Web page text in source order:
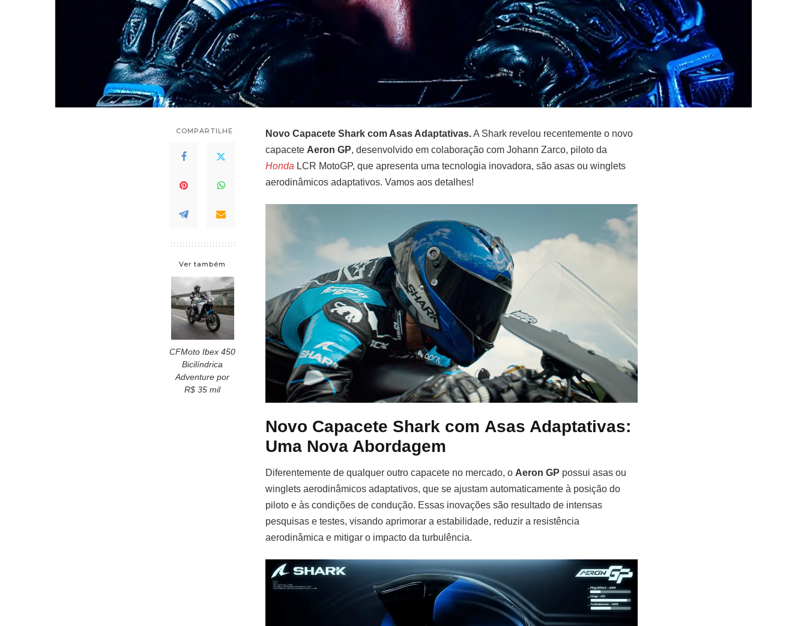
COMPARTILHE
Ver também
CFMoto Ibex 450
Bicilíndrica
Adventure por
R$ 35 mil
Novo Capacete Shark com Asas Adaptativas.A Shark revelou recentemente o novo
capacete Aeron GP, desenvolvido em colaboração com Johann Zarco, piloto da
Honda LCR MotoGP, que apresenta uma tecnologia inovadora, são asas ou winglets
aerodinâmicos adaptativos. Vamos aos detalhes!
Novo Capacete Shark com Asas Adaptativas:
Uma Nova Abordagem
Diferentemente de qualquer outro capacete no mercado, o Aeron GP possui asas ou
winglets aerodinâmicos adaptativos, que se ajustam automaticamente à posição do
piloto e às condições de condução. Essas inovações são resultado de intensas
pesquisas e testes, visando aprimorar a estabilidade, reduzir a resistência
aerodinâmica e mitigar o impacto da turbulência.